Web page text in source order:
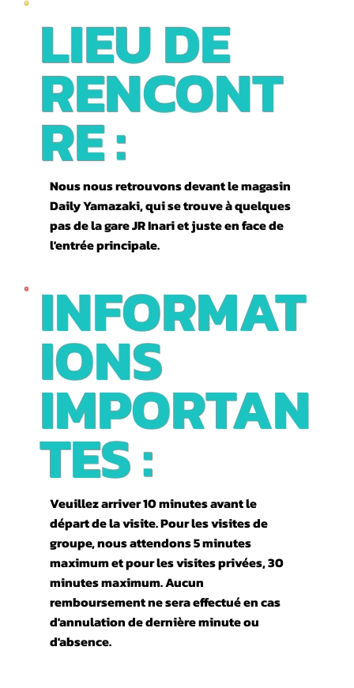
LIEU DE
RENCONT
RE :
Nous nous retrouvons devant le magasin
Daily Yamazaki, qui se trouve à quelques
pas de la gare JR Inari et juste en face de
l'entrée principale.
INFORMAT
IONS
IMPORTAN
TES :
Veuillez arriver 10 minutes avant le
départ de la visite. Pour les visites de
groupe, nous attendons 5 minutes
maximum et pour les visites privées, 30
minutes maximum. Aucun
remboursement ne sera effectué en cas
d'annulation de dernière minute ou
d'absence.